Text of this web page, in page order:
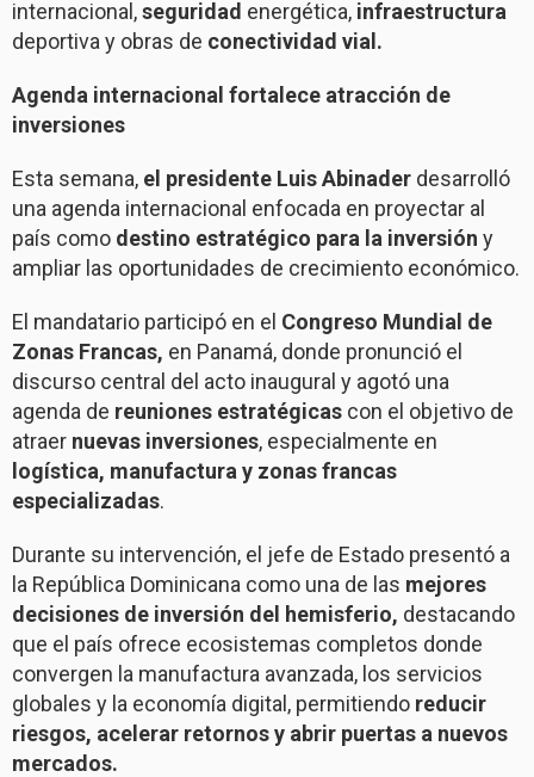
internacional,seguridad energética, infraestructura
deportiva y obras de conectividad vial.
Agenda internacional fortalece atracción de
inversiones
Esta semana, el presidente Luis Abinader desarrolló
una agenda internacional enfocada en proyectar al
país como destino estratégico para la inversión y
ampliar las oportunidades de crecimiento económico.
El mandatario participó en el Congreso Mundial de
Zonas Francas, en Panamá, donde pronunció el
discurso central del acto inaugural y agotó una
agenda de reuniones estratégicas con el objetivo de
atraer nuevas inversiones, especialmente en
logística, manufactura y zonas francas
especializadas.
Durante su intervención, el jefe de Estado presentó a
la República Dominicana como una de las mejores
decisiones de inversión del hemisferio, destacando
que el país ofrece ecosistemas completos donde
convergen la manufactura avanzada, los servicios
globales y la economía digital, permitiendo reducir
riesgos, acelerar retornos y abrir puertas a nuevos
mercados.